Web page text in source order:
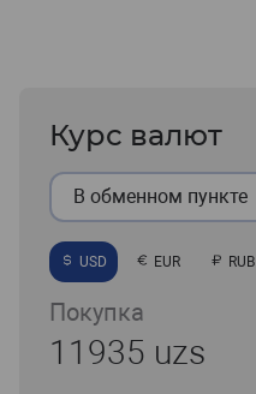
Курс валют
В обменном пункте
USD EUR RUB
Покупка
11935 uzs